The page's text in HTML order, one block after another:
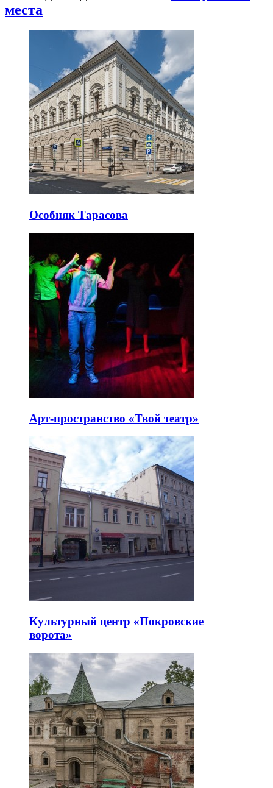
места
Особняк Тарасова
Арт-пространство «Твой театр»
Культурный центр «Покровские
ворота»